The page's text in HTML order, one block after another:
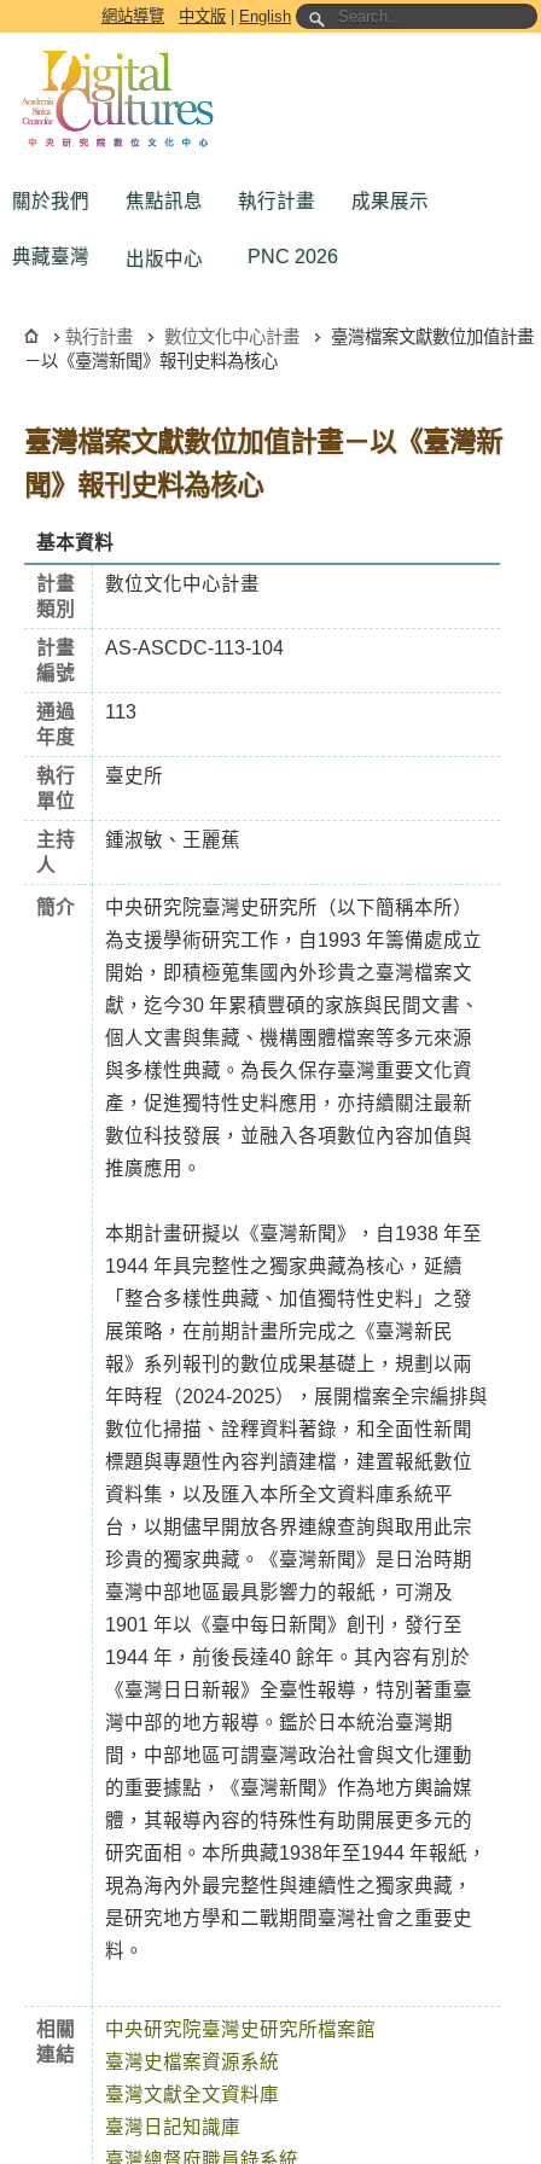
跳到主要內容區塊網站導覽 中文版 English
關於我們 焦點訊息 執行計畫 成果展示
典藏臺灣 出版中心 PNC 2026
執行計畫 數位文化中心計畫
臺灣檔案文獻數位加值計畫
－以《臺灣新聞》報刊史料為核心
臺灣檔案文獻數位加值計畫－以《臺灣新
聞》報刊史料為核心
基本資料
計畫
類別
數位文化中心計畫
計畫
編號
AS-ASCDC-113-104
通過
年度
113
執行
單位
臺史所
主持
人
鍾淑敏、王麗蕉
簡介
中央研究院臺灣史研究所（以下簡稱本所）
為支援學術研究工作，自1993 年籌備處成立
開始，即積極蒐集國內外珍貴之臺灣檔案文
獻，迄今30 年累積豐碩的家族與民間文書、
個人文書與集藏、機構團體檔案等多元來源
與多樣性典藏。為長久保存臺灣重要文化資
產，促進獨特性史料應用，亦持續關注最新
數位科技發展，並融入各項數位內容加值與
推廣應用。
本期計畫研擬以《臺灣新聞》，自1938 年至
1944 年具完整性之獨家典藏為核心，延續
「整合多樣性典藏、加值獨特性史料」之發
展策略，在前期計畫所完成之《臺灣新民
報》系列報刊的數位成果基礎上，規劃以兩
年時程（2024-2025），展開檔案全宗編排與
數位化掃描、詮釋資料著錄，和全面性新聞
標題與專題性內容判讀建檔，建置報紙數位
資料集，以及匯入本所全文資料庫系統平
台，以期儘早開放各界連線查詢與取用此宗
珍貴的獨家典藏。《臺灣新聞》是日治時期
臺灣中部地區最具影響力的報紙，可溯及
1901 年以《臺中每日新聞》創刊，發行至
1944 年，前後長達40 餘年。其內容有別於
《臺灣日日新報》全臺性報導，特別著重臺
灣中部的地方報導。鑑於日本統治臺灣期
間，中部地區可謂臺灣政治社會與文化運動
的重要據點，《臺灣新聞》作為地方輿論媒
體，其報導內容的特殊性有助開展更多元的
研究面相。本所典藏1938年至1944 年報紙，
現為海內外最完整性與連續性之獨家典藏，
是研究地方學和二戰期間臺灣社會之重要史
料。
相關
連結
中央研究院臺灣史研究所檔案館
臺灣史檔案資源系統
臺灣文獻全文資料庫
臺灣日記知識庫
臺灣總督府職員錄系統